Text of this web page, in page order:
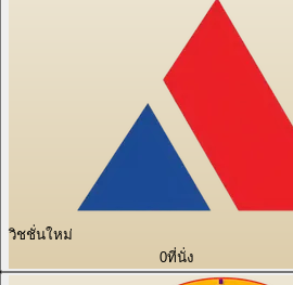
วิชชั่นใหม่
0ที่นั่ง